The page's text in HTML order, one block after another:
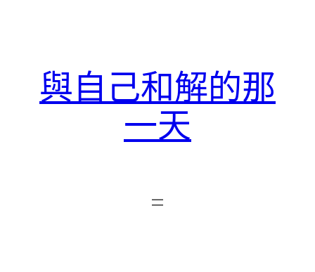
與自己和解的那
一天